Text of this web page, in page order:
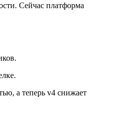
Сейчас платформа
а теперь v4 снижает